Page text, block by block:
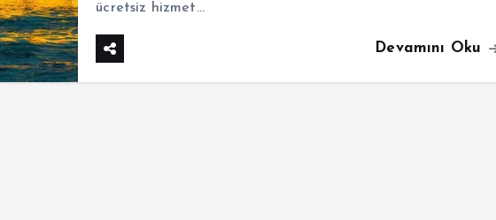
ücretsiz hizmet…
Devamını Oku